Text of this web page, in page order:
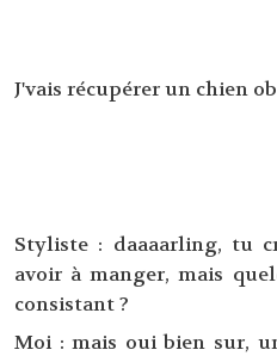
J'vais récupérer un chien
Styliste : daaaarling, tu
avoir à manger, mais
consistant ?
Moi : mais oui bien sur,